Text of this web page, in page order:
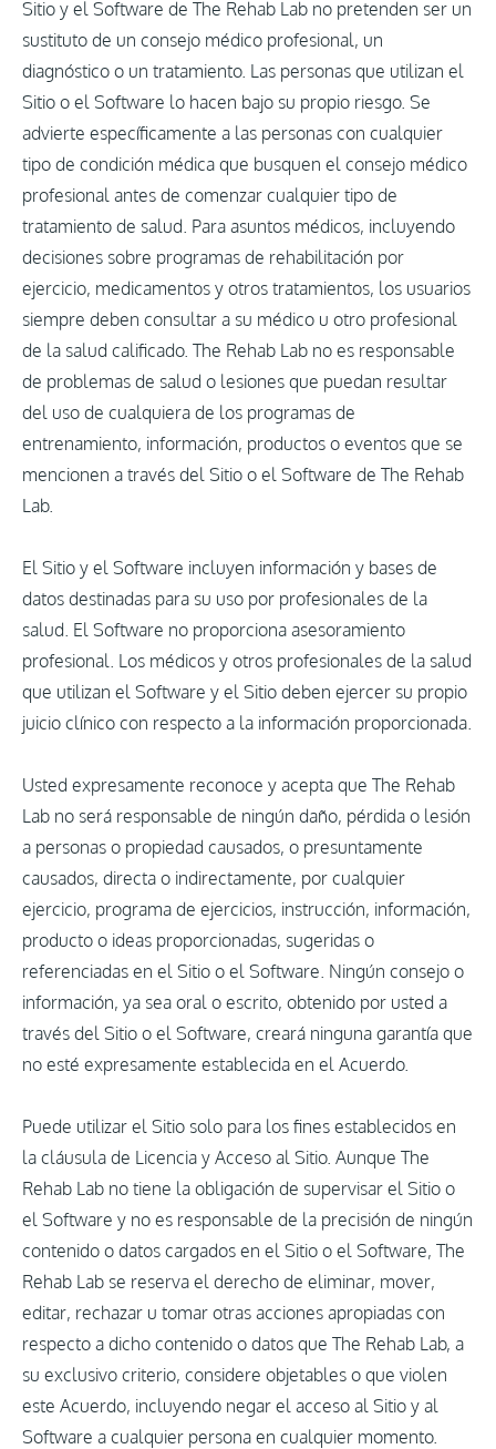
Sitio y el Software de The Rehab Lab no pretenden ser un
sustituto de un consejo médico profesional, un
diagnóstico o un tratamiento. Las personas que utilizan el
Sitio o el Software lo hacen bajo su propio riesgo. Se
advierte específicamente a las personas con cualquier
tipo de condición médica que busquen el consejo médico
profesional antes de comenzar cualquier tipo de
tratamiento de salud. Para asuntos médicos, incluyendo
decisiones sobre programas de rehabilitación por
ejercicio, medicamentos y otros tratamientos, los usuarios
siempre deben consultar a su médico u otro profesional
de la salud calificado. The Rehab Lab no es responsable
de problemas de salud o lesiones que puedan resultar
del uso de cualquiera de los programas de
entrenamiento, información, productos o eventos que se
mencionen a través del Sitio o el Software de The Rehab
Lab.
El Sitio y el Software incluyen información y bases de
datos destinadas para su uso por profesionales de la
salud. El Software no proporciona asesoramiento
profesional. Los médicos y otros profesionales de la salud
que utilizan el Software y el Sitio deben ejercer su propio
juicio clínico con respecto a la información proporcionada.
Usted expresamente reconoce y acepta que The Rehab
Lab no será responsable de ningún daño, pérdida o lesión
a personas o propiedad causados, o presuntamente
causados, directa o indirectamente, por cualquier
ejercicio, programa de ejercicios, instrucción, información,
producto o ideas proporcionadas, sugeridas o
referenciadas en el Sitio o el Software. Ningún consejo o
información, ya sea oral o escrito, obtenido por usted a
través del Sitio o el Software, creará ninguna garantía que
no esté expresamente establecida en el Acuerdo.
Puede utilizar el Sitio solo para los fines establecidos en
la cláusula de Licencia y Acceso al Sitio. Aunque The
Rehab Lab no tiene la obligación de supervisar el Sitio o
el Software y no es responsable de la precisión de ningún
contenido o datos cargados en el Sitio o el Software, The
Rehab Lab se reserva el derecho de eliminar, mover,
editar, rechazar u tomar otras acciones apropiadas con
respecto a dicho contenido o datos que The Rehab Lab, a
su exclusivo criterio, considere objetables o que violen
este Acuerdo, incluyendo negar el acceso al Sitio y al
Software a cualquier persona en cualquier momento.